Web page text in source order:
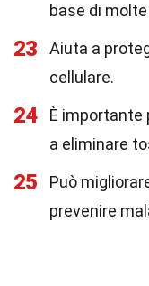
base di
23
Aiuta a
cellulare.
24
È importante
a eliminare
25
Può
prevenire